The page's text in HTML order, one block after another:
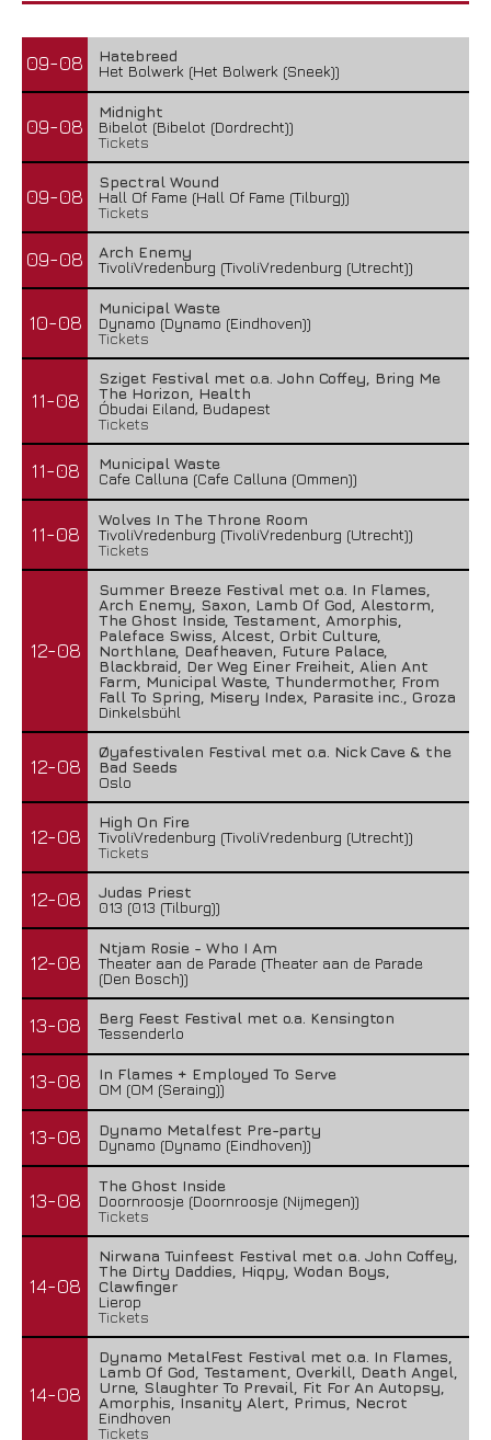
09-08
Hatebreed
Het Bolwerk (Het Bolwerk (Sneek))
09-08
Midnight
Bibelot (Bibelot (Dordrecht))
Tickets
09-08
Spectral Wound
Hall Of Fame (Hall Of Fame (Tilburg))
Tickets
09-08
Arch Enemy
TivoliVredenburg (TivoliVredenburg (Utrecht))
10-08
Municipal Waste
Dynamo (Dynamo (Eindhoven))
Tickets
11-08
Sziget Festival met o.a. John Coffey, Bring Me
The Horizon, Health
Óbudai Eiland, Budapest
Tickets
11-08
Municipal Waste
Cafe Calluna (Cafe Calluna (Ommen))
11-08
Wolves In The Throne Room
TivoliVredenburg (TivoliVredenburg (Utrecht))
Tickets
12-08
Summer Breeze Festival met o.a. In Flames,
Arch Enemy, Saxon, Lamb Of God, Alestorm,
The Ghost Inside, Testament, Amorphis,
Paleface Swiss, Alcest, Orbit Culture,
Northlane, Deafheaven, Future Palace,
Blackbraid, Der Weg Einer Freiheit, Alien Ant
Farm, Municipal Waste, Thundermother, From
Fall To Spring, Misery Index, Parasite inc., Groza
Dinkelsbühl
12-08
Øyafestivalen Festival met o.a. Nick Cave & the
Bad Seeds
Oslo
12-08
High On Fire
TivoliVredenburg (TivoliVredenburg (Utrecht))
Tickets
12-08
Judas Priest
013 (013 (Tilburg))
12-08
Ntjam Rosie - Who I Am
Theater aan de Parade (Theater aan de Parade
(Den Bosch))
13-08
Berg Feest Festival met o.a. Kensington
Tessenderlo
13-08
In Flames + Employed To Serve
OM (OM (Seraing))
13-08
Dynamo Metalfest Pre-party
Dynamo (Dynamo (Eindhoven))
13-08
The Ghost Inside
Doornroosje (Doornroosje (Nijmegen))
Tickets
14-08
Nirwana Tuinfeest Festival met o.a. John Coffey,
The Dirty Daddies, Hiqpy, Wodan Boys,
Clawfinger
Lierop
Tickets
14-08
Dynamo MetalFest Festival met o.a. In Flames,
Lamb Of God, Testament, Overkill, Death Angel,
Urne, Slaughter To Prevail, Fit For An Autopsy,
Amorphis, Insanity Alert, Primus, Necrot
Eindhoven
Tickets